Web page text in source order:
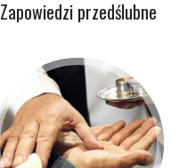
Zapowiedzi przedślubne